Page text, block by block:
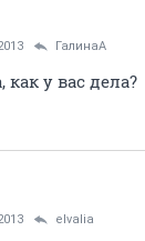
ГалинаА
как у вас дела?
elvalia